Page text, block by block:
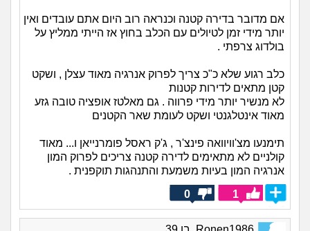
אם מדובר בדירה קטנה וכנראה רוב היום אתם עובדים ואין
יותר מידי זמן לטיולים עם הכלב בחוץ אז הייתי ממליץ על
בולדוג צרפתי .
כלב רגוע שלא כ"כ צריך לפרוק אנרגיה מאוד עצלן , ושקט
קטן מתאים לדירות קטנות
לא מנשיר יותר מידי פרווה . גם מאלטז אופציה טובה גזע
מאוד אינטלגנטי ושקט לעומת שאר הקטנים
תימנעו מצ'וויוואה פינצ'ר , ג'ק ראסל פומרנייאן ו... מאוד
קולניים לא מתאימים לדירה קטנה צריכים לפרוק המון
אנרגיה המון בעיות משמעת והתנהגות תוקפנית .
1
0